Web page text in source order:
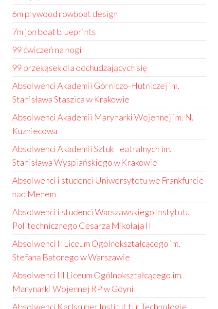
6m plywood rowboat design
7m jon boat blueprints
99 ćwiczeń na nogi
99 przekąsek dla odchudzających się
Absolwenci Akademii Górniczo-Hutniczej im.
Stanisława Staszica w Krakowie
Absolwenci Akademii Marynarki Wojennej im. N.
Kuzniecowa
Absolwenci Akademii Sztuk Teatralnych im.
Stanisława Wyspiańskiego w Krakowie
Absolwenci i studenci Uniwersytetu we Frankfurcie
nad Menem
Absolwenci i studenci Warszawskiego Instytutu
Politechnicznego Cesarza Mikołaja II
Absolwenci II Liceum Ogólnokształcącego im.
Stefana Batorego w Warszawie
Absolwenci III Liceum Ogólnokształcącego im.
Marynarki Wojennej RP w Gdyni
Absolwenci Karlsruher Institut für Technologie